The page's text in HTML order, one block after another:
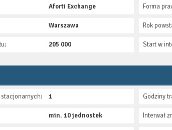
Aforti Exchange Forma
Warszawa Rok
205 000 Start w
1 Godziny
min. 10 jednostek Interwał